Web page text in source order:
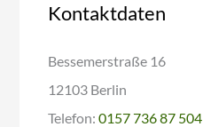
Kontaktdaten
Bessemerstraße 16
12103 Berlin
Telefon: 0157 736 87 504